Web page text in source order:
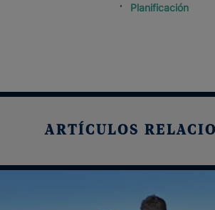
Planificación
ARTÍCULOS